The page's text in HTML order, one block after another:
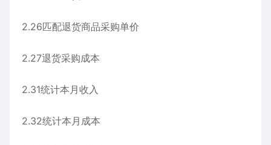
2.26匹配退货商品采购单价
2.27退货采购成本
2.31统计本月收入
2.32统计本月成本